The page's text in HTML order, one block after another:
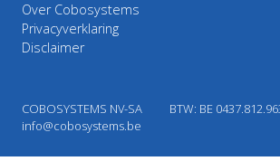
Over Cobosystems
Privacyverklaring
Disclaimer
COBOSYSTEMS NV-SA
BTW: BE
info@cobosystems.be